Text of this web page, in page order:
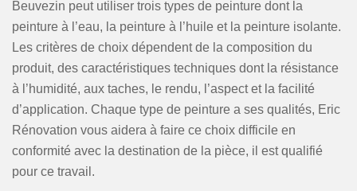
Beuvezin peut utiliser trois types de peinture dont la
peinture à l’eau, la peinture à l’huile et la peinture isolante.
Les critères de choix dépendent de la composition du
produit, des caractéristiques techniques dont la résistance
à l’humidité, aux taches, le rendu, l’aspect et la facilité
d’application. Chaque type de peinture a ses qualités, Eric
Rénovation vous aidera à faire ce choix difficile en
conformité avec la destination de la pièce, il est qualifié
pour ce travail.